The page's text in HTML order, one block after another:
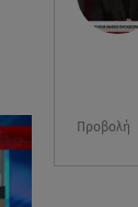
Προβολή